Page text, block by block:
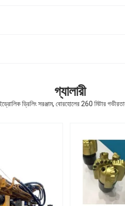
গ্যালারী
ড্রিলিং সরঞ্জাম, বোরহোলের 260 মিটার